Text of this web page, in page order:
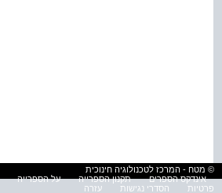
© מטח - המרכז לטכנולוגיה חינוכית
אינדקס הספרים
תקנון הספרייה על הספרייה
פרטיות
הסדרי נגישות עזרה